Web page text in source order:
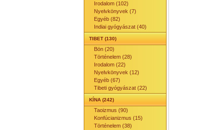
Irodalom (102)
Nyelvkönyvek (7)
Egyéb (82)
Indiai gyógyászat (40)
TIBET (130)
Bön (20)
Történelem (28)
Irodalom (22)
Nyelvkönyvek (12)
Egyéb (67)
Tibeti gyógyászat (22)
KÍNA (242)
Taoizmus (90)
Konfúcianizmus (15)
Történelem (38)